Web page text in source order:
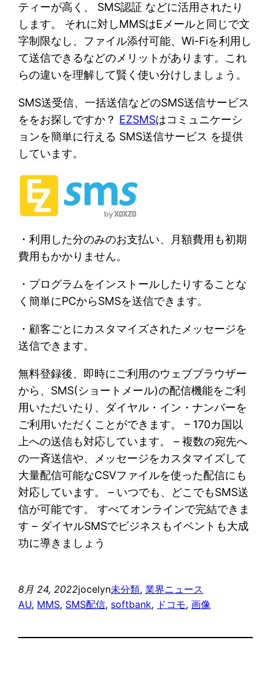
ティーが高く、 SMS認証 などに活用されたり
します。 それに対しMMSはEメールと同じで文
字制限なし、ファイル添付可能、Wi-Fiを利用し
て送信できるなどのメリットがあります。これ
らの違いを理解して賢く使い分けしましょう。
SMS送受信、一括送信などのSMS送信サービス
ををお探しですか？ EZSMSはコミュニケーシ
ョンを簡単に行える SMS送信サービス を提供
しています。
・利用した分のみのお支払い、月額費用も初期
費用もかかりません。
・プログラムをインストールしたりすることな
く簡単にPCからSMSを送信できます。
・顧客ごとにカスタマイズされたメッセージを
送信できます。
無料登録後、即時にご利用のウェブブラウザー
から、SMS(ショートメール)の配信機能をご利
用いただいたり、ダイヤル・イン・ナンバーを
ご利用いただくことができます。 – 170カ国以
上への送信も対応しています。 – 複数の宛先へ
の一斉送信や、メッセージをカスタマイズして
大量配信可能なCSVファイルを使った配信にも
対応しています。 – いつでも、どこでもSMS送
信が可能です。 すべてオンラインで完結できま
す – ダイヤルSMSでビジネスもイベントも大成
功に導きましょう
8月 24, 2022jocelyn未分類, 業界ニュース
AU, MMS, SMS配信, softbank, ドコモ, 画像